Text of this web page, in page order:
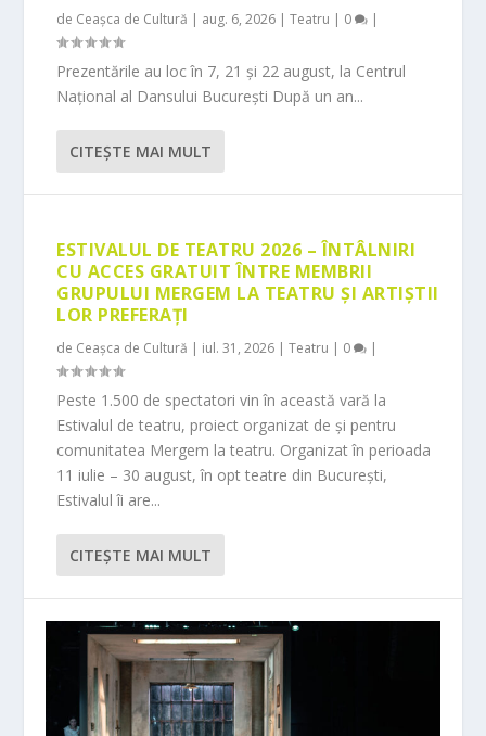
de Ceașca de Cultură | aug. 6, 2026 |Teatru | 0 |
Prezentările au loc în 7, 21 și 22 august, la Centrul
Național al Dansului București După un an...
CITEŞTE MAI MULT
ESTIVALUL DE TEATRU 2026 – ÎNTÂLNIRI
CU ACCES GRATUIT ÎNTRE MEMBRII
GRUPULUI MERGEM LA TEATRU ȘI ARTIȘTII
LOR PREFERAȚI
de Ceașca de Cultură | iul. 31, 2026 |Teatru | 0 |
Peste 1.500 de spectatori vin în această vară la
Estivalul de teatru, proiect organizat de și pentru
comunitatea Mergem la teatru. Organizat în perioada
11 iulie – 30 august, în opt teatre din București,
Estivalul îi are...
CITEŞTE MAI MULT